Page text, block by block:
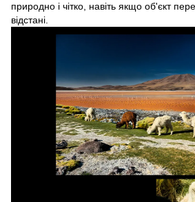
природно і чітко, навіть якщо об'єкт
відстані.